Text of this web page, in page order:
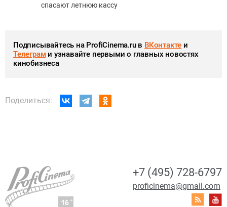
спасают летнюю кассу
Подписывайтесь на ProfiCinema.ru в ВКонтакте и
Телеграми узнавайте первыми о главных новостях
кинобизнеса
Поделиться:
+7 (495) 728-6797
proficinema@gmail.com